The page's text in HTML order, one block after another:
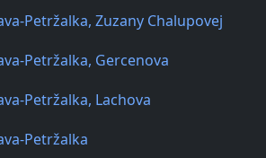
Petržalka, Zuzany Chalupovej
Petržalka, Gercenova
Petržalka, Lachova
Petržalka